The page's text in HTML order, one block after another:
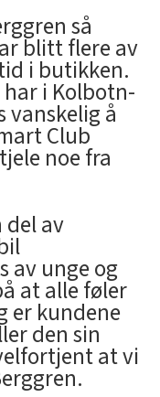
så
blitt flere av
i butikken.
i Kolbotn-
vanskelig å
Club
noe fra
del av
av unge og
at alle føler
er kundene
den sin
at vi